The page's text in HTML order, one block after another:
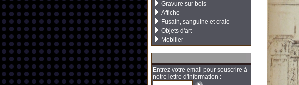
Gravure sur bois
Affiche
Fusain, sanguine et craie
Objets d'art
Mobilier
Entrez votre email pour souscrire à
notre lettre d'information :